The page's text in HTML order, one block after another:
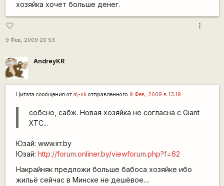
хозяйка хочет больше денег.
favorite_border
9 Фев, 2009 20:53
more_vert
AndreyKR
Цитата сообщения от a\-skотправленного 9 Фев, 2009 в 13:19
собсно, сабж. Новая хозяйка не согласна с Giant
XTC...
Юзай: www.irr.by
Юзай: http://forum.onliner.by/viewforum.php?f=62
Накрайняк предложи больше бабоса хозяйке ибо
жильё сейчас в Минске не дешёвое....